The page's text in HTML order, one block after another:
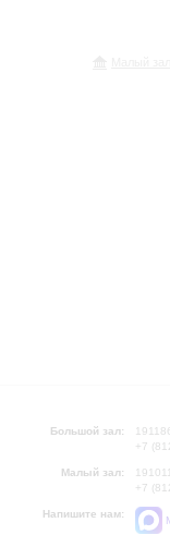
Большой зал:
+7
Малый зал:
+7
Напишите нам: